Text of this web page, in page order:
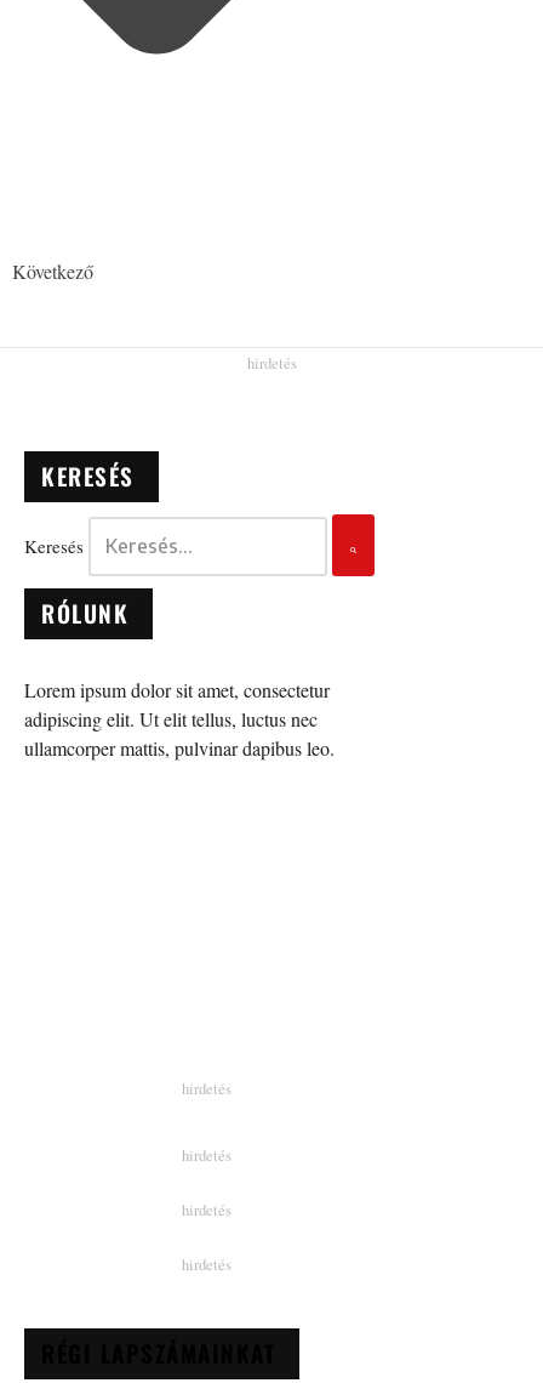
Következő
KERESÉS
Keresés
RÓLUNK
Lorem ipsum dolor sit amet, consectetur
adipiscing elit. Ut elit tellus, luctus nec
ullamcorper mattis, pulvinar dapibus leo.